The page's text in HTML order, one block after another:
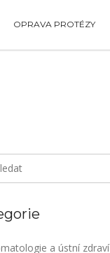
OPRAVA PROTÉZY
a ústní zdraví